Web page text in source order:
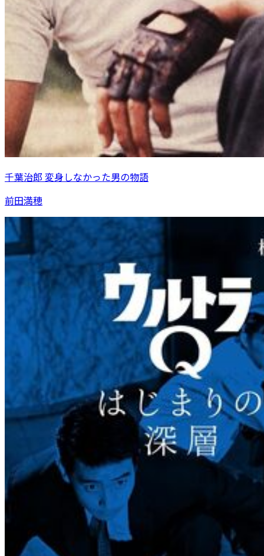
千葉治郎 変身しなかった男の物語
前田満穂